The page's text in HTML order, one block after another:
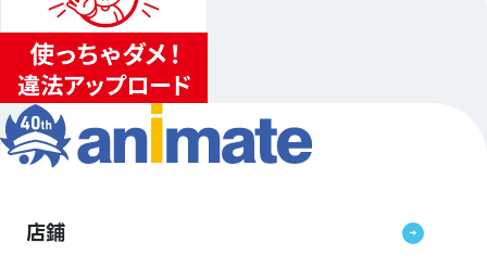
店鋪